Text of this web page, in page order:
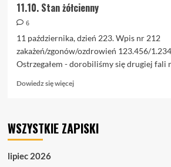
11.10. Stan żółcienny
6
11 października, dzień 223. Wpis nr 212
zakażeń/zgonów/ozdrowień 123.456/
Ostrzegałem - dorobiliśmy się drugiej fali
Dowiedz się więcejDowiedz
11.10.
WSZYSTKIE ZAPISKI
lipiec 2026